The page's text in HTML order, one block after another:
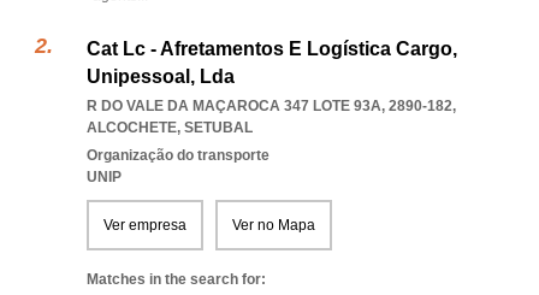
Cat Lc - Afretamentos E Logística Cargo,
Unipessoal, Lda
R DO VALE DA MAÇAROCA 347 LOTE 93A, 2890-182,
ALCOCHETE, SETUBAL
Organização do transporte
UNIP
Ver empresa Ver no Mapa
Matches in the search for: